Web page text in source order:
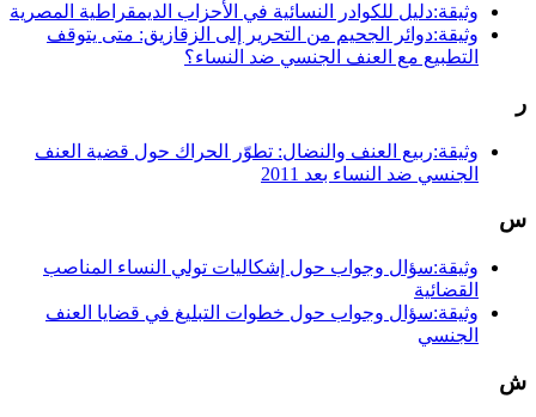
وثيقة:دليل للكوادر النسائية في الأحزاب الديمقراطية المصرية
وثيقة:دوائر الجحيم من التحرير إلى الزقازيق: متى يتوقف
التطبيع مع العنف الجنسي ضد النساء؟
ر
وثيقة:ربيع العنف والنضال: تطوّر الحراك حول قضية العنف
الجنسي ضد النساء بعد 2011
س
وثيقة:سؤال وجواب حول إشكاليات تولي النساء المناصب
القضائية
وثيقة:سؤال وجواب حول خطوات التبليغ في قضايا العنف
الجنسي
ش